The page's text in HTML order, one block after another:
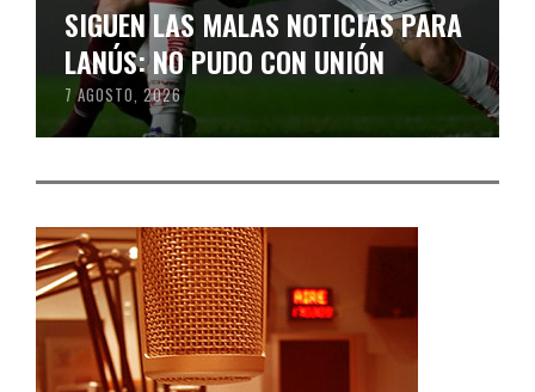
SIGUEN LAS MALAS NOTICIAS PARA
LANÚS: NO PUDO CON UNIÓN
7 AGOSTO, 2026